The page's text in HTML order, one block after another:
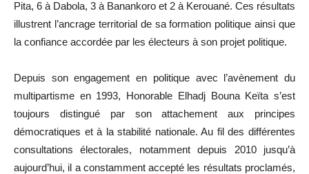
Pita, 6 à Dabola, 3 à Banankoro et 2 à Kerouané. Ces résultats
illustrent l’ancrage territorial de sa formation politique ainsi que
la confiance accordée par les électeurs à son projet politique.
Depuis son engagement en politique avec l’avènement du
multipartisme en 1993, Honorable Elhadj Bouna Keïta s’est
toujours distingué par son attachement aux principes
démocratiques et à la stabilité nationale. Au fil des différentes
consultations électorales, notamment depuis 2010 jusqu’à
aujourd’hui, il a constamment accepté les résultats proclamés,